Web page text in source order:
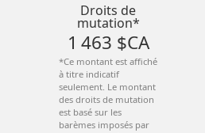
Droits de
mutation*
1 463 $CA
*Ce montant est affiché
à titre indicatif
seulement. Le montant
des droits de mutation
est basé sur les
barèmes imposés par